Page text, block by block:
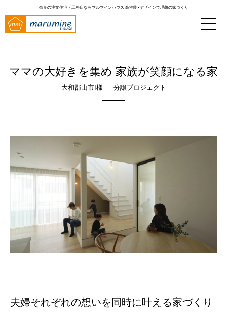
奈良の注文住宅・工務店ならマルマインハウス 高性能×デザインで理想の家づくり
ママの大好きを集め 家族が笑顔になる家
大和郡山市I様 ｜ 分譲プロジェクト
夫婦それぞれの想いを同時に叶える家づくり